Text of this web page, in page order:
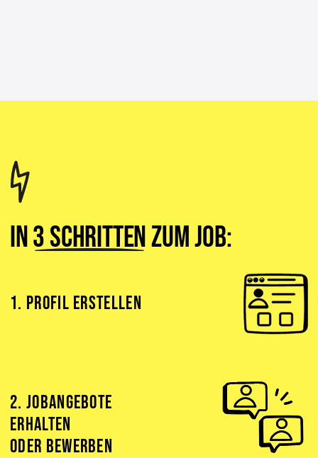
In3 Schrittenzum Job:
1. PROFIL ERSTELLEN
2. JOBANGEBOTE
ERHALTEN
ODER BEWERBEN